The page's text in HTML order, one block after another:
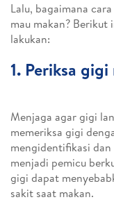
Lalu, bagaimana
mau makan? Berikut
lakukan:
1. Periksa
Menjaga agar gigi
memeriksa gigi
mengidentifikasi
menjadi pemicu
gigi dapat
sakit saat makan.